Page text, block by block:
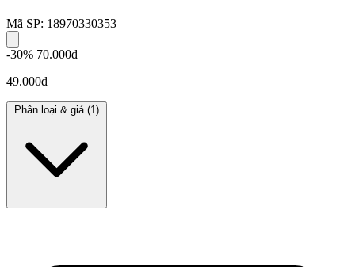
Mã SP: 18970330353
-30% 70.000đ
49.000đ
Phân loại & giá (1)